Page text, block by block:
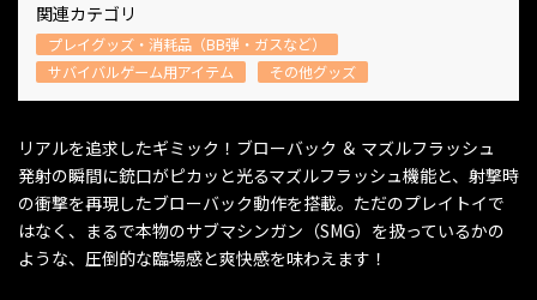
関連カテゴリ
プレイグッズ・消耗品（BB弾・ガスなど）
サバイバルゲーム用アイテム
その他グッズ
リアルを追求したギミック！ブローバック ＆ マズルフラッシュ
発射の瞬間に銃口がピカッと光るマズルフラッシュ機能と、射撃時
の衝撃を再現したブローバック動作を搭載。ただのプレイトイで
はなく、まるで本物のサブマシンガン（SMG）を扱っているかの
ような、圧倒的な臨場感と爽快感を味わえます！